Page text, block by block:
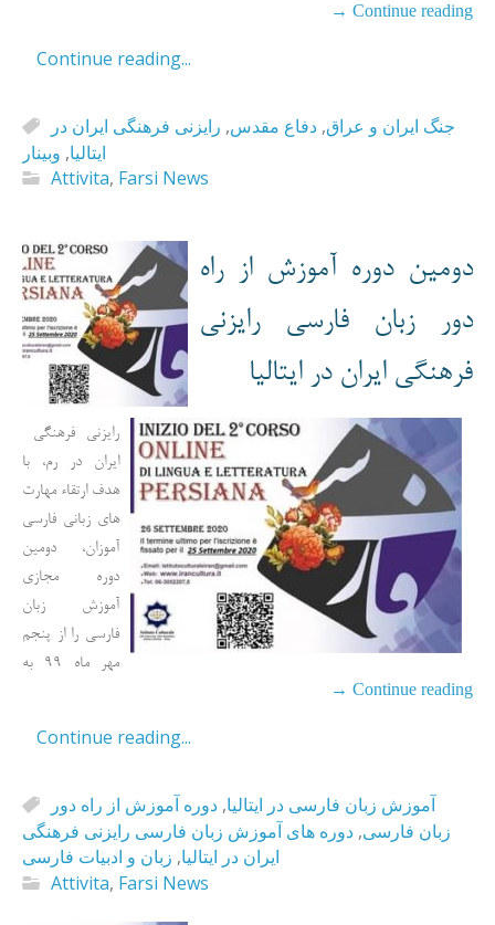
Continue reading
→
Continue reading...
جنگ ایران و عراق, دفاع مقدس, رایزنی فرهنگی ایران در
ایتالیا, وبینار
Attivita, Farsi News
دومین دوره آموزش از راه
دور زبان فارسی رایزنی
فرهنگی ایران در ایتالیا
رایزنی فرهنگی
ایران در رم، با
هدف ارتقاء مهارت
های زبانی فارسی
آموزان، دومین
دوره مجازی
آموزش زبان
فارسی را از پنجم
مهر ماه 99 به
Continue reading
→
Continue reading...
آموزش زبان فارسی در ایتالیا, دوره آموزش از راه دور
زبان فارسی, دوره های آموزش زبان فارسی رایزنی فرهنگی
ایران در ایتالیا, زبان و ادبیات فارسی
Attivita, Farsi News